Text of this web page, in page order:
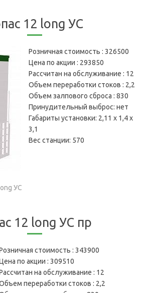
12 long УС
Розничная стоимость : 326500
Цена по акции : 293850
Рассчитан на обслуживание : 12
Объем переработки стоков : 2,2
Объем залпового сброса : 830
Принудительный выброс: нет
Габариты установки: 2,11 х 1,4 х
3,1
Вес станции: 570
УС
12 long УС пр
стоимость : 343900
по акции : 309510
на обслуживание : 12
переработки стоков : 2,2